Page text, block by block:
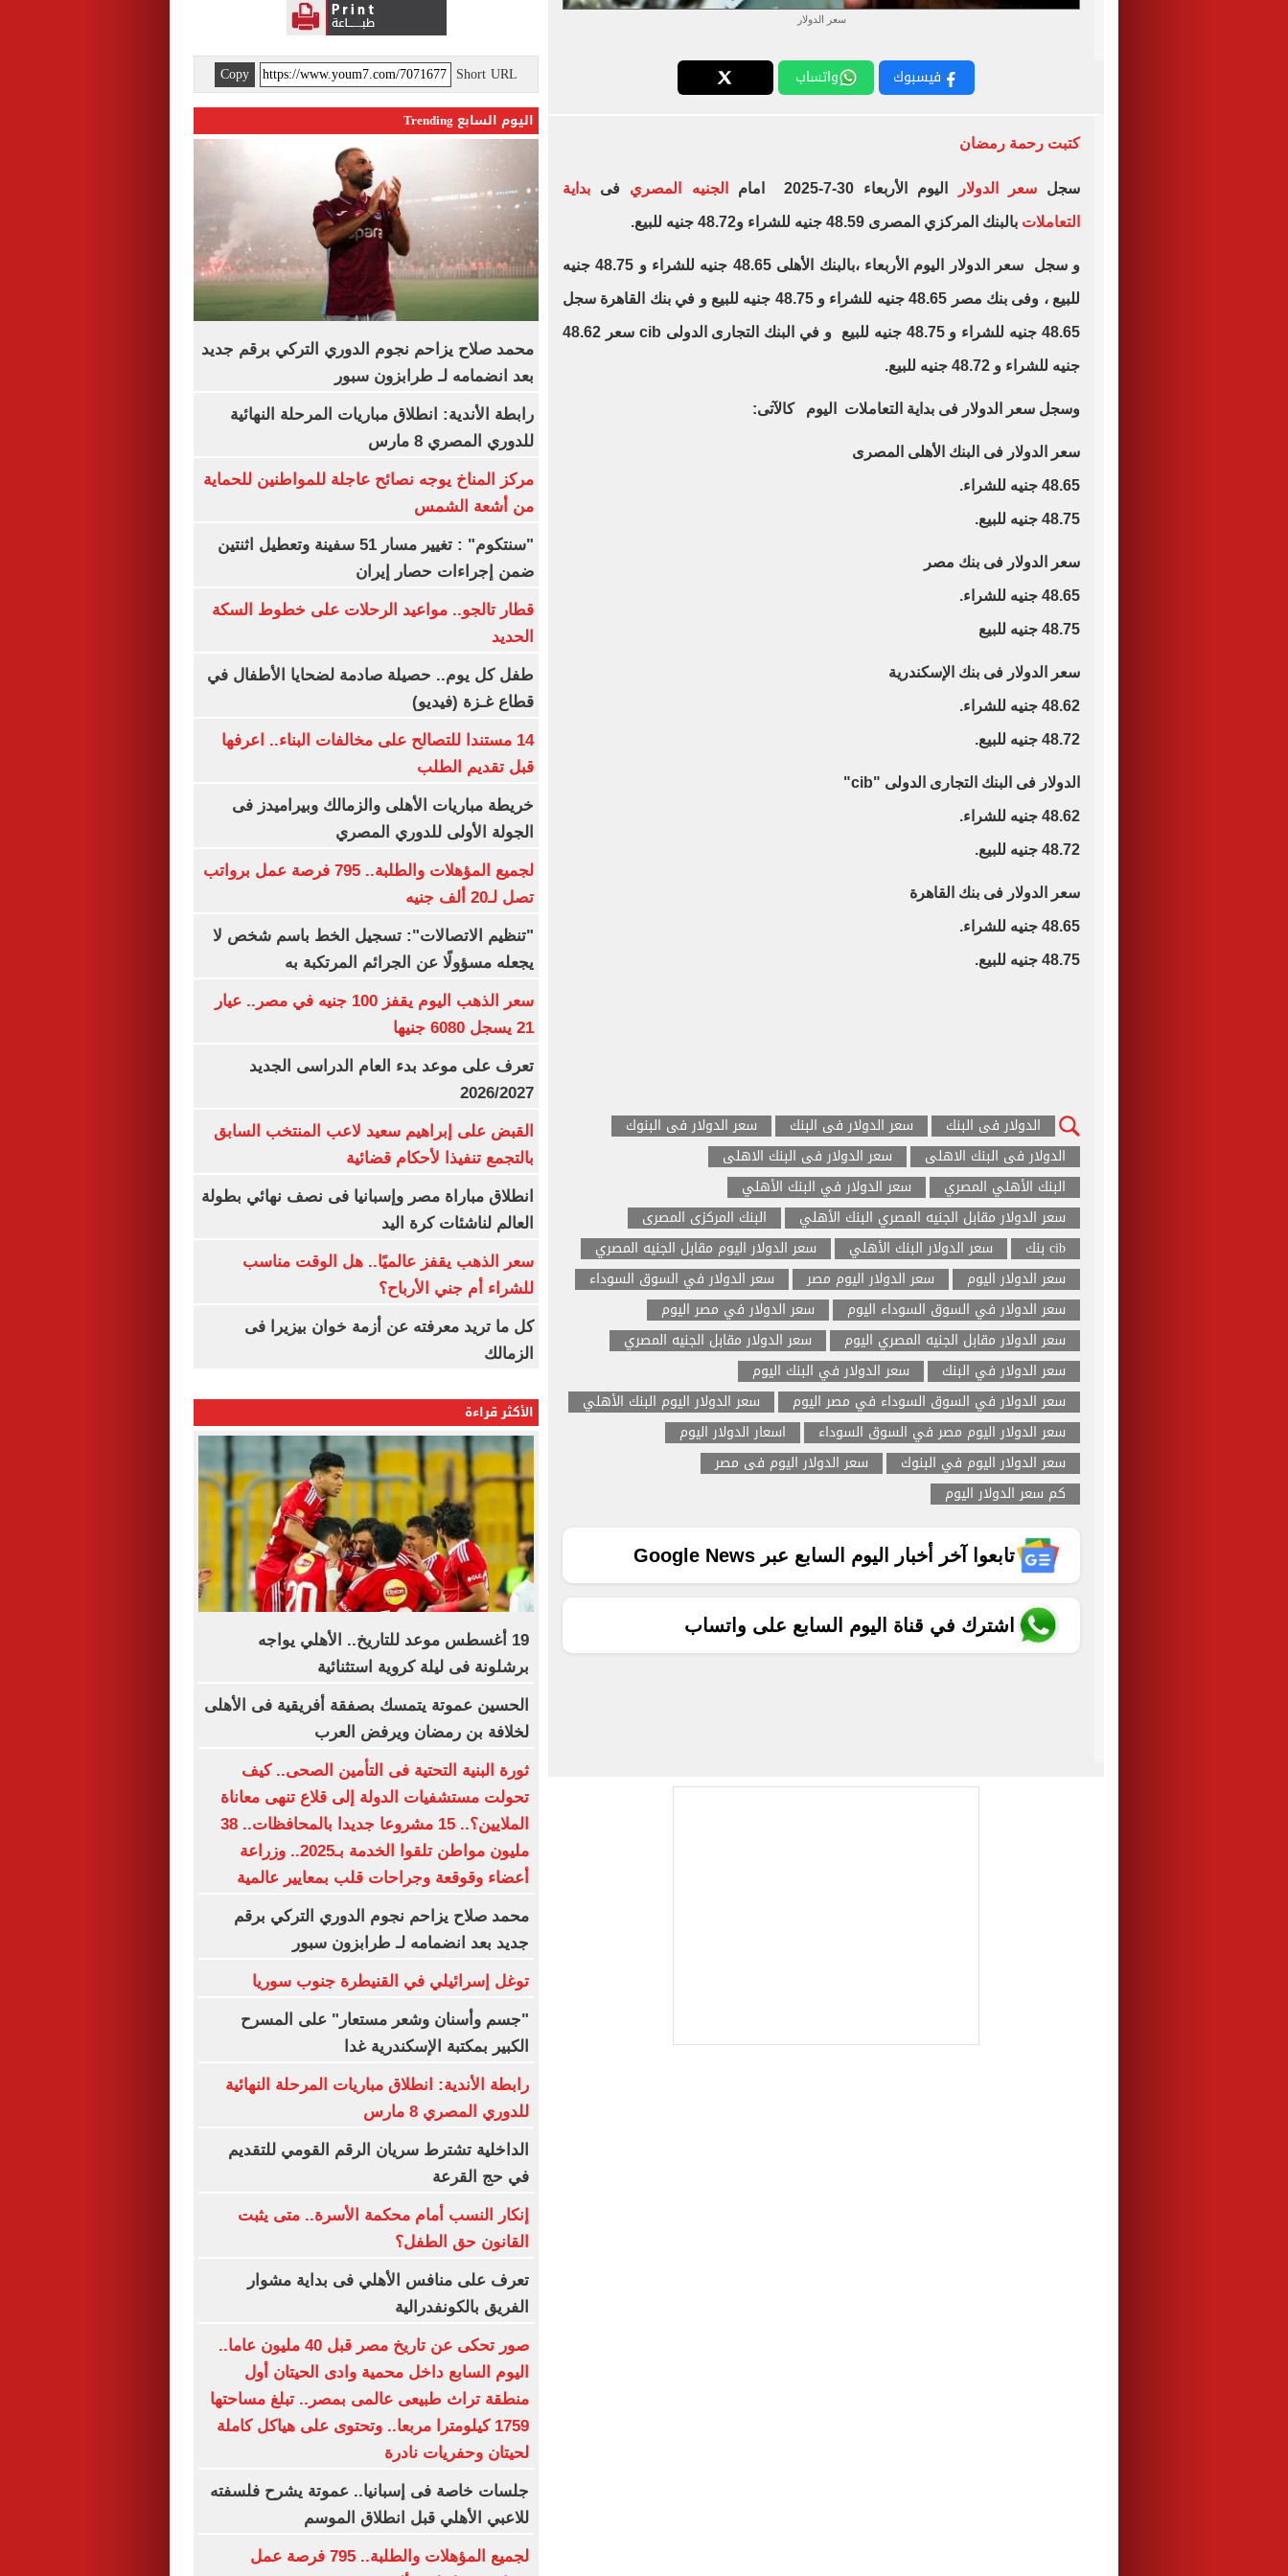
سعر الدولار
فيسبوك واتساب
كتبت رحمة رمضان
سجلسعر الدولار اليوم الأربعاء 30-7-2025 امام الجنيه المصري فى بداية
التعاملات بالبنك المركزي المصرى 48.59 جنيه للشراء و48.72 جنيه للبيع.
و سجل سعر الدولار اليوم الأربعاء ،بالبنك الأهلى 48.65 جنيه للشراء و 48.75 جنيه
للبيع ، وفى بنك مصر 48.65 جنيه للشراء و 48.75 جنيه للبيع و في بنك القاهرة سجل
48.65 جنيه للشراء و 48.75 جنيه للبيع و في البنك التجارى الدولى cib سعر 48.62
جنيه للشراء و 48.72 جنيه للبيع.
وسجل سعر الدولار فى بداية التعاملات اليوم كالآتى:
سعر الدولار فى البنك الأهلى المصرى
48.65 جنيه للشراء.
48.75 جنيه للبيع.
سعر الدولار فى بنك مصر
48.65 جنيه للشراء.
48.75 جنيه للبيع
سعر الدولار فى بنك الإسكندرية
48.62 جنيه للشراء.
48.72 جنيه للبيع.
الدولار فى البنك التجارى الدولى "cib"
48.62 جنيه للشراء.
48.72 جنيه للبيع.
سعر الدولار فى بنك القاهرة
48.65 جنيه للشراء.
48.75 جنيه للبيع.
الدولار فى البنك سعر الدولار فى البنك
سعر الدولار فى البنوك
الدولار فى البنك الاهلى
سعر الدولار فى البنك الاهلى
البنك الأهلي المصري
سعر الدولار في البنك الأهلي
سعر الدولار مقابل الجنيه المصري البنك الأهلي
البنك المركزى المصرى
cib بنك
سعر الدولار البنك الأهلي
سعر الدولار اليوم مقابل الجنيه المصري
سعر الدولار اليوم
سعر الدولار اليوم مصر
سعر الدولار في السوق السوداء
سعر الدولار في السوق السوداء اليوم
سعر الدولار في مصر اليوم
سعر الدولار مقابل الجنيه المصري اليوم
سعر الدولار مقابل الجنيه المصري
سعر الدولار في البنك
سعر الدولار في البنك اليوم
سعر الدولار في السوق السوداء في مصر اليوم
سعر الدولار اليوم البنك الأهلي
سعر الدولار اليوم مصر في السوق السوداء
اسعار الدولار اليوم
سعر الدولار اليوم في البنوك
سعر الدولار اليوم فى مصر
كم سعر الدولار اليوم
تابعوا آخر أخبار اليوم السابع عبر Google News
اشترك في قناة اليوم السابع على واتساب
Short URL
Copy
اليوم السابع Trending
محمد صلاح يزاحم نجوم الدوري التركي برقم جديد
بعد انضمامه لـ طرابزون سبور
رابطة الأندية: انطلاق مباريات المرحلة النهائية
للدوري المصري 8 مارس
مركز المناخ يوجه نصائح عاجلة للمواطنين للحماية
من أشعة الشمس
"سنتكوم" : تغيير مسار 51 سفينة وتعطيل اثنتين
ضمن إجراءات حصار إيران
قطار تالجو.. مواعيد الرحلات على خطوط السكة
الحديد
طفل كل يوم.. حصيلة صادمة لضحايا الأطفال في
قطاع غـزة (فيديو)
14 مستندا للتصالح على مخالفات البناء.. اعرفها
قبل تقديم الطلب
خريطة مباريات الأهلى والزمالك وبيراميدز فى
الجولة الأولى للدوري المصري
لجميع المؤهلات والطلبة.. 795 فرصة عمل برواتب
تصل لـ20 ألف جنيه
"تنظيم الاتصالات": تسجيل الخط باسم شخص لا
يجعله مسؤولًا عن الجرائم المرتكبة به
سعر الذهب اليوم يقفز 100 جنيه في مصر.. عيار
21 يسجل 6080 جنيها
تعرف على موعد بدء العام الدراسى الجديد
2026/2027
القبض على إبراهيم سعيد لاعب المنتخب السابق
بالتجمع تنفيذا لأحكام قضائية
انطلاق مباراة مصر وإسبانيا فى نصف نهائي بطولة
العالم لناشئات كرة اليد
سعر الذهب يقفز عالميًا.. هل الوقت مناسب
للشراء أم جني الأرباح؟
كل ما تريد معرفته عن أزمة خوان بيزيرا فى
الزمالك
الأكثر قراءة
19 أغسطس موعد للتاريخ.. الأهلي يواجه
برشلونة فى ليلة كروية استثنائية
الحسين عموتة يتمسك بصفقة أفريقية فى الأهلى
لخلافة بن رمضان ويرفض العرب
ثورة البنية التحتية فى التأمين الصحى.. كيف
تحولت مستشفيات الدولة إلى قلاع تنهى معاناة
الملايين؟.. 15 مشروعا جديدا بالمحافظات.. 38
مليون مواطن تلقوا الخدمة بـ2025.. وزراعة
أعضاء وقوقعة وجراحات قلب بمعايير عالمية
محمد صلاح يزاحم نجوم الدوري التركي برقم
جديد بعد انضمامه لـ طرابزون سبور
توغل إسرائيلي في القنيطرة جنوب سوريا
"جسم وأسنان وشعر مستعار" على المسرح
الكبير بمكتبة الإسكندرية غدا
رابطة الأندية: انطلاق مباريات المرحلة النهائية
للدوري المصري 8 مارس
الداخلية تشترط سريان الرقم القومي للتقديم
في حج القرعة
إنكار النسب أمام محكمة الأسرة.. متى يثبت
القانون حق الطفل؟
تعرف على منافس الأهلي فى بداية مشوار
الفريق بالكونفدرالية
صور تحكى عن تاريخ مصر قبل 40 مليون عاما..
اليوم السابع داخل محمية وادى الحيتان أول
منطقة تراث طبيعى عالمى بمصر.. تبلغ مساحتها
1759 كيلومترا مربعا.. وتحتوى على هياكل كاملة
لحيتان وحفريات نادرة
جلسات خاصة فى إسبانيا.. عموتة يشرح فلسفته
للاعبي الأهلي قبل انطلاق الموسم
لجميع المؤهلات والطلبة.. 795 فرصة عمل